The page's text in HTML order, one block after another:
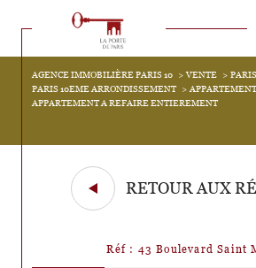
AGENCE IMMOBILIÈRE PARIS 10 VENTE
PARIS
PARIS 10EME ARRONDISSEMENT
APPARTEMENT
APPARTEMENT A REFAIRE ENTIEREMENT
RETOUR AUX
Réf : 43 Boulevard Saint